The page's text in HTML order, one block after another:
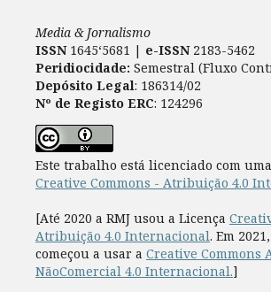
Media & Jornalismo
ISSN 1645‘5681 | e-ISSN2183-5462
Peridiocidade: Semestral (Fluxo
Depósito Legal: 186314/02
Nº de Registo ERC: 124296
Este trabalho está licenciado com
Creative Commons - Atribuição 4.0
[Até 2020 a RMJ usou a Licença
Atribuição 4.0 Internacional. Em
começou a usar a Creative Commons
NãoComercial 4.0 Internacional.]